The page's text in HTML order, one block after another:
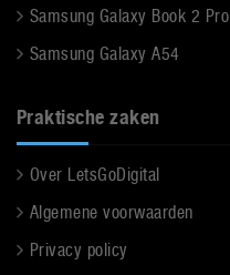
Samsung Galaxy Book 2 Pro
Samsung Galaxy A54
Praktische zaken
Over LetsGoDigital
Algemene voorwaarden
Privacy policy